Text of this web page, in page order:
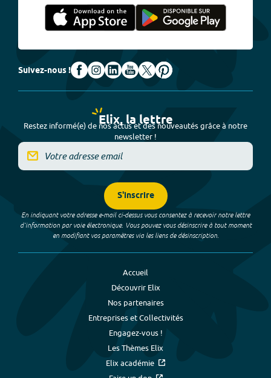
Suivez-nous !
Elix, la lettre
Restez informé(e) de nos actus et des nouveautés grâce à notre
newsletter !
S'inscrire
En indiquant votre adresse e-mail ci-dessus vous consentez à recevoir notre lettre
d’information par voie électronique. Vous pouvez vous désinscrire à tout moment
en modifiant vos paramètres via les liens de désinscription.
Accueil
Découvrir Elix
Nos partenaires
Entreprises et Collectivités
Engagez-vous !
Les Thèmes Elix
Elix académie